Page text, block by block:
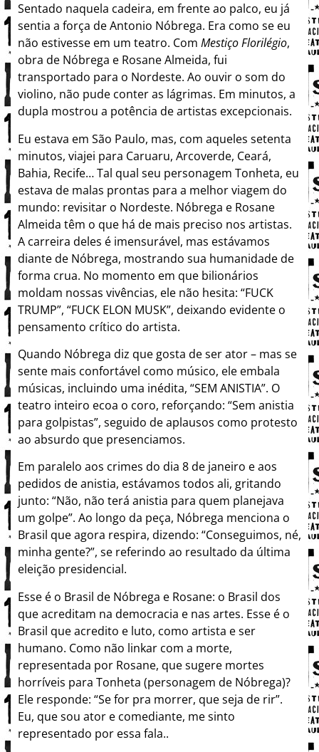
Sentado naquela cadeira, em frente ao palco, eu já
sentia a força de Antonio Nóbrega. Era como se eu
não estivesse em um teatro. Com Mestiço Florilégio,
obra de Nóbrega e Rosane Almeida, fui
transportado para o Nordeste. Ao ouvir o som do
violino, não pude conter as lágrimas. Em minutos, a
dupla mostrou a potência de artistas excepcionais.
Eu estava em São Paulo, mas, com aqueles setenta
minutos, viajei para Caruaru, Arcoverde, Ceará,
Bahia, Recife… Tal qual seu personagem Tonheta, eu
estava de malas prontas para a melhor viagem do
mundo: revisitar o Nordeste. Nóbrega e Rosane
Almeida têm o que há de mais preciso nos artistas.
A carreira deles é imensurável, mas estávamos
diante de Nóbrega, mostrando sua humanidade de
forma crua. No momento em que bilionários
moldam nossas vivências, ele não hesita: “FUCK
TRUMP”, “FUCK ELON MUSK”, deixando evidente o
pensamento crítico do artista.
Quando Nóbrega diz que gosta de ser ator – mas se
sente mais confortável como músico, ele embala
músicas, incluindo uma inédita, “SEM ANISTIA”. O
teatro inteiro ecoa o coro, reforçando: “Sem anistia
para golpistas”, seguido de aplausos como protesto
ao absurdo que presenciamos.
Em paralelo aos crimes do dia 8 de janeiro e aos
pedidos de anistia, estávamos todos ali, gritando
junto: “Não, não terá anistia para quem planejava
um golpe”. Ao longo da peça, Nóbrega menciona o
Brasil que agora respira, dizendo: “Conseguimos, né,
minha gente?”, se referindo ao resultado da última
eleição presidencial.
Esse é o Brasil de Nóbrega e Rosane: o Brasil dos
que acreditam na democracia e nas artes. Esse é o
Brasil que acredito e luto, como artista e ser
humano. Como não linkar com a morte,
representada por Rosane, que sugere mortes
horríveis para Tonheta (personagem de Nóbrega)?
Ele responde: “Se for pra morrer, que seja de rir”.
Eu, que sou ator e comediante, me sinto
representado por essa fala..